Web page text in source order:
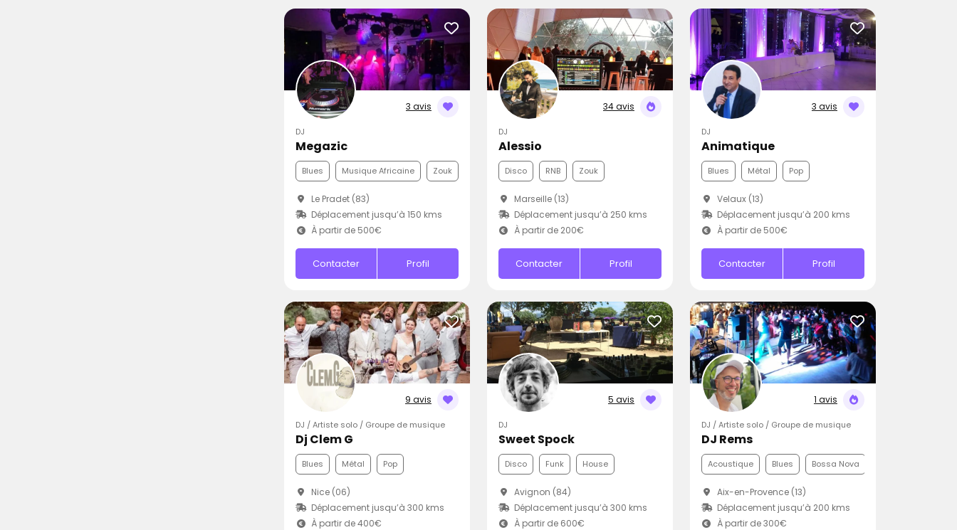
3 avis
DJ
Megazic
Blues Musique Africaine Zouk
Le Pradet (83)
Déplacement jusqu’à 150 kms
À partir de 500€
Contacter Profil
34 avis
DJ
Alessio
Disco RNB Zouk
Marseille (13)
Déplacement jusqu’à 250 kms
À partir de 200€
Contacter Profil
3 avis
DJ
Animatique
Blues Métal Pop
Velaux (13)
Déplacement jusqu’à 200 kms
À partir de 500€
Contacter Profil
9 avis
DJ / Artiste solo / Groupe de musique
Dj Clem G
Blues Métal Pop
Nice (06)
Déplacement jusqu’à 300 kms
À partir de 400€
5 avis
DJ
Sweet Spock
Disco Funk House
Avignon (84)
Déplacement jusqu’à 300 kms
À partir de 600€
1 avis
DJ / Artiste solo / Groupe de musique
DJ Rems
Acoustique Blues Bossa Nova
Aix-en-Provence (13)
Déplacement jusqu’à 200 kms
À partir de 300€